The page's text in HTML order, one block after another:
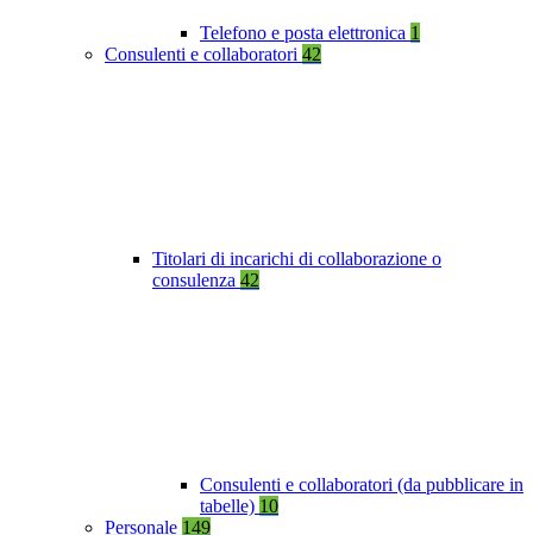
Telefono e posta elettronica 1
Consulenti e collaboratori 42
Titolari di incarichi di collaborazione o
consulenza 42
Consulenti e collaboratori (da pubblicare in
tabelle) 10
Personale 149